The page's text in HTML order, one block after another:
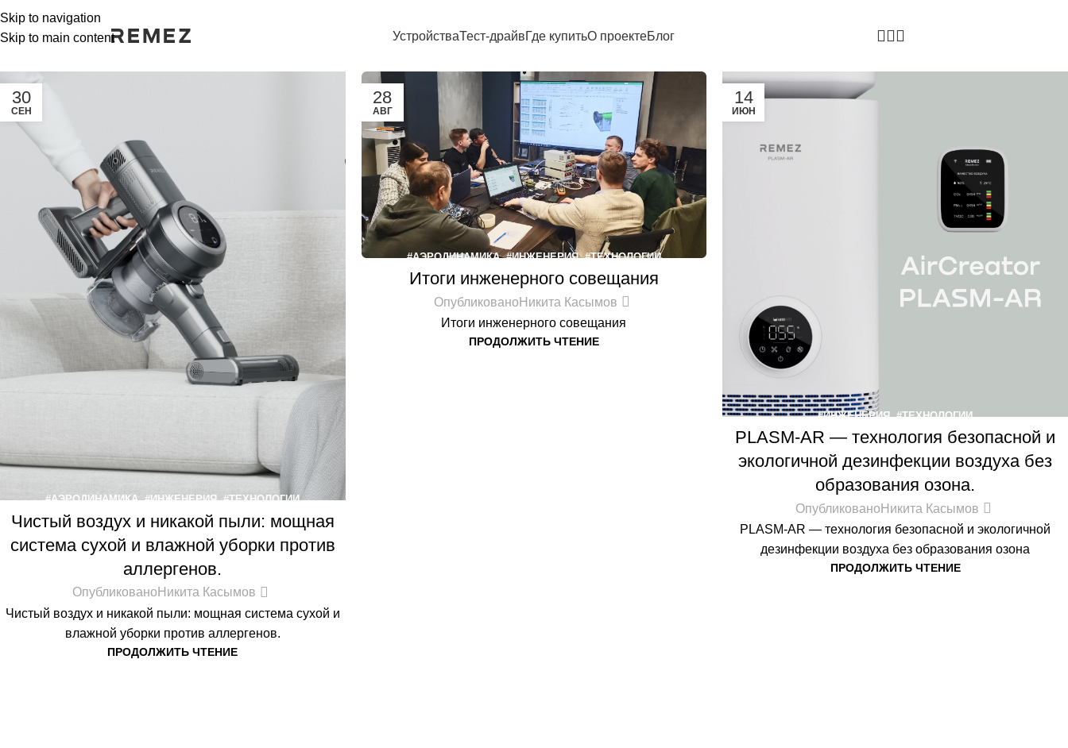
Skip to navigation
Skip to main content
УстройстваТест-драйвГде купитьО проектеБлог
30
СЕН
#АЭРОДИНАМИКА,#ИНЖЕНЕРИЯ,#ТЕХНОЛОГИИ
Чистый воздух и никакой пыли: мощная
система сухой и влажной уборки против
аллергенов.
Опубликовано Никита Касымов
Чистый воздух и никакой пыли: мощная система сухой и
влажной уборки против аллергенов.
ПРОДОЛЖИТЬ ЧТЕНИЕ
28
АВГ
#АЭРОДИНАМИКА,#ИНЖЕНЕРИЯ,#ТЕХНОЛОГИИ
Итоги инженерного совещания
Опубликовано Никита Касымов
Итоги инженерного совещания
ПРОДОЛЖИТЬ ЧТЕНИЕ
14
ИЮН
#ИНЖЕНЕРИЯ,#ТЕХНОЛОГИИ
PLASM-AR — технология безопасной и
экологичной дезинфекции воздуха без
образования озона.
Опубликовано Никита Касымов
PLASM-AR — технология безопасной и экологичной
дезинфекции воздуха без образования озона
ПРОДОЛЖИТЬ ЧТЕНИЕ